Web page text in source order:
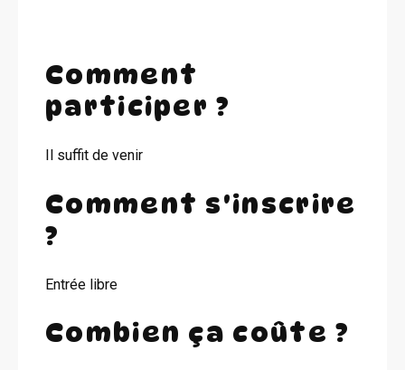
Comment
participer ?
Il suffit de venir
Comment s'inscrire
?
Entrée libre
Combien ça coûte ?